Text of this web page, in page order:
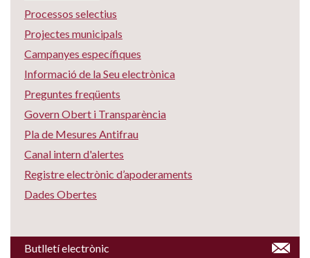
Processos selectius
Projectes municipals
Campanyes específiques
Informació de la Seu electrònica
Preguntes freqüents
Govern Obert i Transparència
Pla de Mesures Antifrau
Canal intern d'alertes
Registre electrònic d’apoderaments
Dades Obertes
Butlletí electrònic